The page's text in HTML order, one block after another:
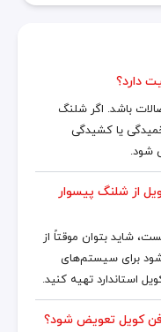
دارد؟
باشد. اگر شلنگ
یا کشیدگی
شود.
از شلنگ پیسوار
شاید بتوان موقتاً از
برای سیستم‌های
استاندارد تهیه کنید.
کویل تعویض شود؟